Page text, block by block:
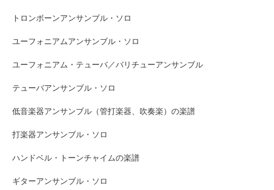
トロンボーンアンサンブル・ソロ
ユーフォニアムアンサンブル・ソロ
ユーフォニアム・テューバ／バリチューアンサンブル
テューバアンサンブル・ソロ
低音楽器アンサンブル（管打楽器、吹奏楽）の楽譜
打楽器アンサンブル・ソロ
ハンドベル・トーンチャイムの楽譜
ギターアンサンブル・ソロ